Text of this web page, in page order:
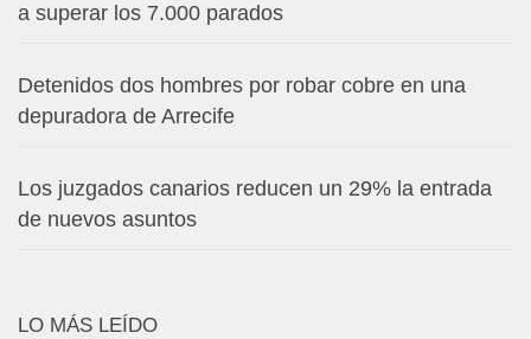
a superar los 7.000 parados
Detenidos dos hombres por robar cobre en una
depuradora de Arrecife
Los juzgados canarios reducen un 29% la entrada
de nuevos asuntos
LO MÁS LEÍDO